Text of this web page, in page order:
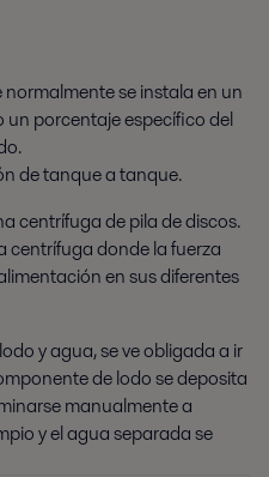
se instala en un
porcentaje específico del
de tanque a tanque.
centrífuga de pila de discos.
centrífuga donde la fuerza
en sus diferentes
y agua, se ve obligada a ir
de lodo se deposita
manualmente a
y el agua separada se